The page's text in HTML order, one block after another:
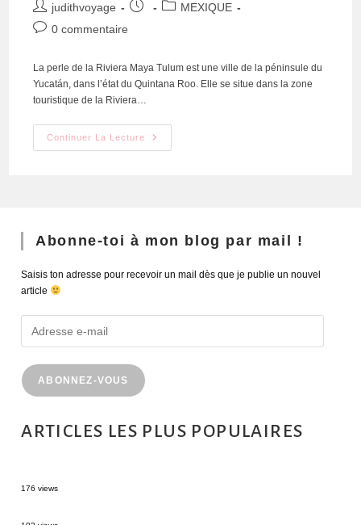
judithvoyage
MEXIQUE
0 commentaire
La perle de la Riviera Maya Tulum est une ville de la péninsule du
Yucatán, dans l’état du Quintana Roo. Elle se situe dans la zone
touristique de la Riviera…
Continuer La Lecture
Abonne-toi à mon blog par mail !
Saisis ton adresse pour recevoir un mail dès que je publie un nouvel
article
ABONNEZ-VOUS
ARTICLES LES PLUS POPULAIRES
176 views